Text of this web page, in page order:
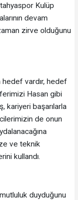
Kulüp
devam
zirve olduğunu
vardır, hedef
Hasan gibi
kariyeri başarılarla
de onun
ve teknik
kullandı.
duyduğunu